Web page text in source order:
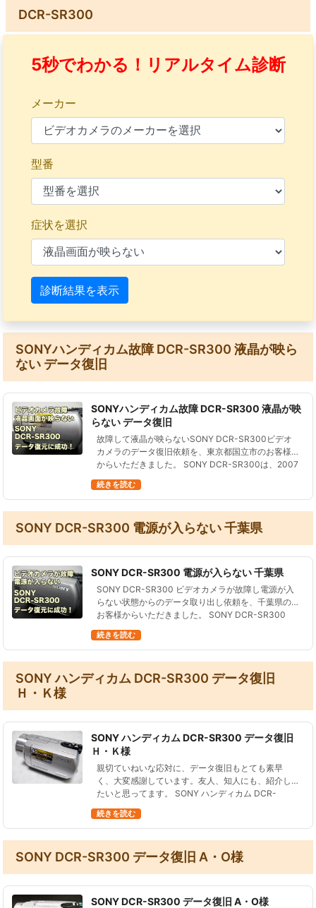
DCR-SR300
5秒でわかる！リアルタイム診断
メーカー
型番
症状を選択
診断結果を表示
SONYハンディカム故障 DCR-SR300 液晶が映ら
ない データ復旧
SONYハンディカム故障 DCR-SR300 液晶が映
らない データ復旧
故障して液晶が映らないSONY DCR-SR300ビデオ
カメラのデータ復旧依頼を、東京都国立市のお客様
からいただきました。 SONY DCR-SR300は、2007
HD…
続きを読む
SONY DCR-SR300 電源が入らない 千葉県
SONY DCR-SR300 電源が入らない 千葉県
SONY DCR-SR300 ビデオカメラが故障し電源が入
らない状態からのデータ取り出し依頼を、千葉県の
お客様からいただきました。 SONY DCR-SR300
40GB…
続きを読む
SONY ハンディカム DCR-SR300 データ復旧
Ｈ・Ｋ様
SONY ハンディカム DCR-SR300 データ復旧
Ｈ・Ｋ様
親切ていねいな応対に、データ復旧もとても素早
く、大変感謝しています。友人、知人にも、紹介し
たいと思ってます。 SONY ハンディカム DCR-
続きを読む
SONY DCR-SR300 データ復旧 A・O様
SONY DCR-SR300 データ復旧 A・O様